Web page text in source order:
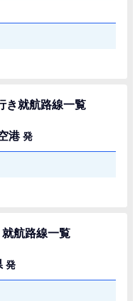
き就航路線一覧
港 発
航路線一覧
発